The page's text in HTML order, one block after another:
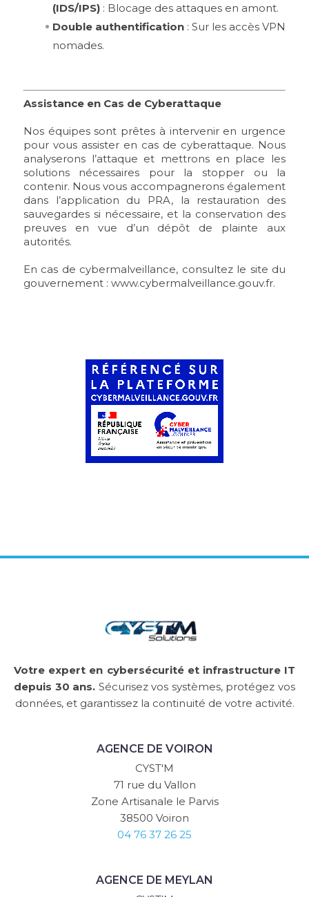
(IDS/IPS): Blocage des attaques en amont.
Double authentification: Sur les accès VPN
nomades.
Assistance en Cas de Cyberattaque
Nos équipes sont prêtes à intervenir en urgence
pour vous assister en cas de cyberattaque. Nous
analyserons l’attaque et mettrons en place les
solutions nécessaires pour la stopper ou la
contenir. Nous vous accompagnerons également
dans l’application du PRA, la restauration des
sauvegardes si nécessaire, et la conservation des
preuves en vue d’un dépôt de plainte aux
autorités.
En cas de cybermalveillance, consultez le site du
gouvernement : www.cybermalveillance.gouv.fr.
Votre expert en cybersécurité et infrastructure IT
depuis 30 ans. Sécurisez vos systèmes, protégez vos
données, et garantissez la continuité de votre activité.
AGENCE DE VOIRON
CYST'M
71 rue du Vallon
Zone Artisanale le Parvis
38500 Voiron
04 76 37 26 25
AGENCE DE MEYLAN